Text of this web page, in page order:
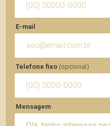
E-mail
Telefone fixo (opcional)
Mensagem